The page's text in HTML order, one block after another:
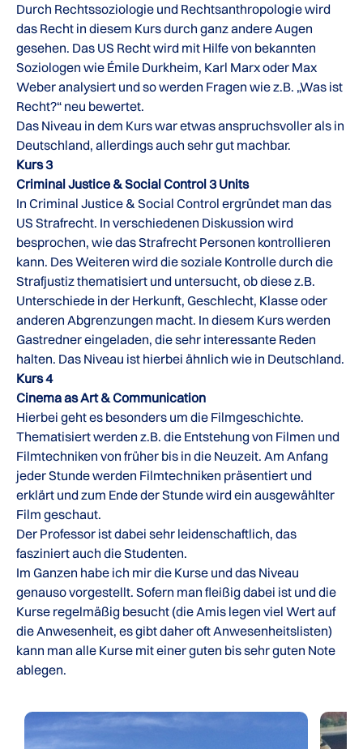
Durch Rechtssoziologie und Rechtsanthropologie wird
das Recht in diesem Kurs durch ganz andere Augen
gesehen. Das US Recht wird mit Hilfe von bekannten
Soziologen wie Émile Durkheim, Karl Marx oder Max
Weber analysiert und so werden Fragen wie z.B. „Was ist
Recht?“ neu bewertet.
Das Niveau in dem Kurs war etwas anspruchsvoller als in
Deutschland, allerdings auch sehr gut machbar.
Kurs 3
Criminal Justice & Social Control 3 Units
In Criminal Justice & Social Control ergründet man das
US Strafrecht. In verschiedenen Diskussion wird
besprochen, wie das Strafrecht Personen kontrollieren
kann. Des Weiteren wird die soziale Kontrolle durch die
Strafjustiz thematisiert und untersucht, ob diese z.B.
Unterschiede in der Herkunft, Geschlecht, Klasse oder
anderen Abgrenzungen macht. In diesem Kurs werden
Gastredner eingeladen, die sehr interessante Reden
halten. Das Niveau ist hierbei ähnlich wie in Deutschland.
Kurs 4
Cinema as Art & Communication
Hierbei geht es besonders um die Filmgeschichte.
Thematisiert werden z.B. die Entstehung von Filmen und
Filmtechniken von früher bis in die Neuzeit. Am Anfang
jeder Stunde werden Filmtechniken präsentiert und
erklärt und zum Ende der Stunde wird ein ausgewählter
Film geschaut.
Der Professor ist dabei sehr leidenschaftlich, das
fasziniert auch die Studenten.
Im Ganzen habe ich mir die Kurse und das Niveau
genauso vorgestellt. Sofern man fleißig dabei ist und die
Kurse regelmäßig besucht (die Amis legen viel Wert auf
die Anwesenheit, es gibt daher oft Anwesenheitslisten)
kann man alle Kurse mit einer guten bis sehr guten Note
ablegen.